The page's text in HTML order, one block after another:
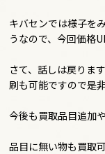
キバセンでは様子を
うなので、今回価格
さて、話しは戻りま
刷も可能ですので是
今後も買取品目追加
品目に無い物も買取